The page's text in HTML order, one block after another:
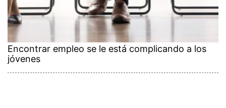
Encontrar empleo se le está complicando a los
jóvenes